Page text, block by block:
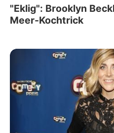
"Eklig": Brooklyn
Meer-Kochtrick